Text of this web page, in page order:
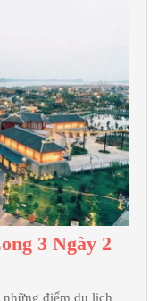
3 Ngày 2
điểm du lịch